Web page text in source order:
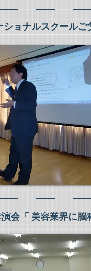
ショナルスクール
会「 美容業界に